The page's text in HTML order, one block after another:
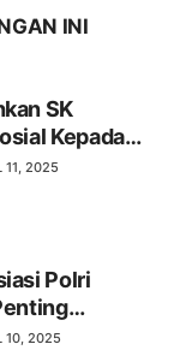
INI
SK
Kepada
11, 2025
Polri
10, 2025